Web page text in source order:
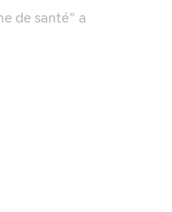
de santé" a